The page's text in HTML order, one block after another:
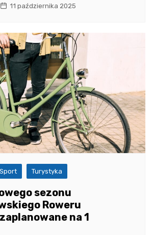
11 października 2025
Sport Turystyka
sezonu
Roweru
na 1